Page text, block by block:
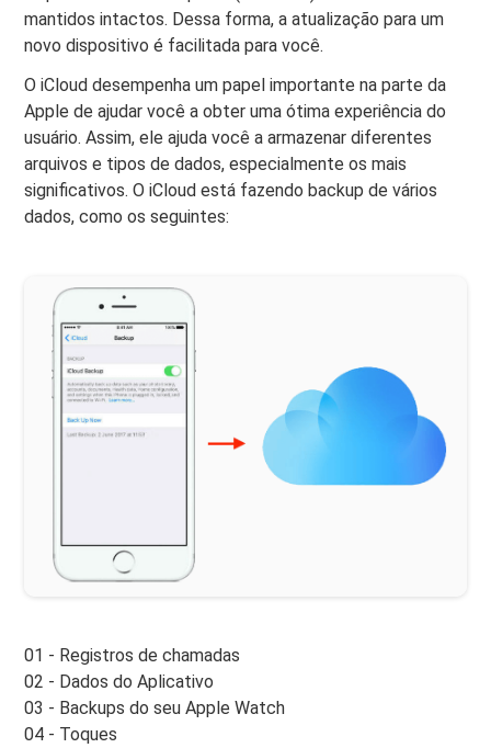
mantidos intactos. Dessa forma, a atualização para um
novo dispositivo é facilitada para você.
O iCloud desempenha um papel importante na parte da
Apple de ajudar você a obter uma ótima experiência do
usuário. Assim, ele ajuda você a armazenar diferentes
arquivos e tipos de dados, especialmente os mais
significativos. O iCloud está fazendo backup de vários
dados, como os seguintes:
01 - Registros de chamadas
02 - Dados do Aplicativo
03 - Backups do seu Apple Watch
04 - Toques